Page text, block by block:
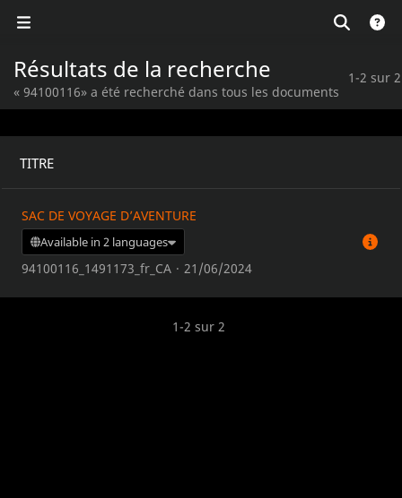
Résultats de la recherche
« 94100116» a été recherché dans tous les documents
1-2 sur 2
TITRE
SAC DE VOYAGE D’AVENTURE
Available in 2 languages
94100116_1491173_fr_CA · 21/06/2024
1-2 sur 2